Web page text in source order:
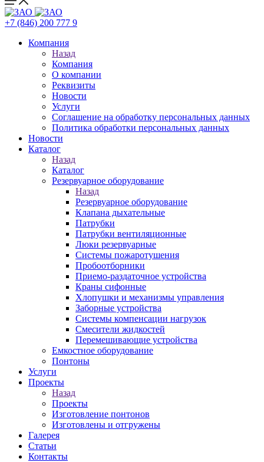
+7 (846) 200 777 9
Компания
Назад
Компания
О компании
Реквизиты
Новости
Услуги
Соглашение на обработку персональных данных
Политика обработки персональных данных
Новости
Каталог
Назад
Каталог
Резервуарное оборудование
Назад
Резервуарное оборудование
Клапана дыхательные
Патрубки
Патрубки вентиляционные
Люки резервуарные
Системы пожаротушения
Пробоотборники
Приемо-раздаточное устройства
Краны сифонные
Хлопушки и механизмы управления
Заборные устройства
Системы компенсации нагрузок
Смесители жидкостей
Перемешивающие устройства
Емкостное оборудование
Понтоны
Услуги
Проекты
Назад
Проекты
Изготовление понтонов
Изготовлены и отгружены
Галерея
Статьи
Контакты